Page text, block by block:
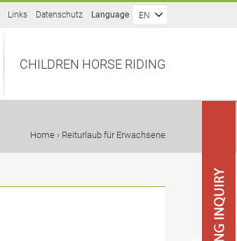
Links Datenschutz Language EN
CHILDREN HORSE RIDING
Home › Reiturlaub für Erwachsene